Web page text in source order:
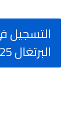
التسجيل
البرتغال 2025